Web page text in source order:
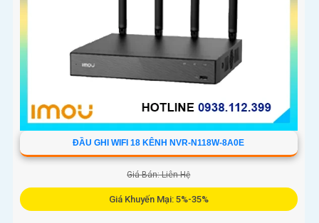
ĐẦU GHI WIFI 18 KÊNH NVR-N118W-8A0E
Giá Bán: Liên Hệ
Giá Khuyến Mại: 5%-35%